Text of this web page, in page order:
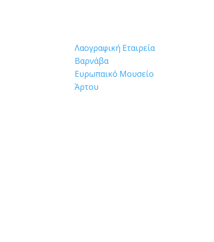
Λαογραφική Εταιρεία
Βαρνάβα
Ευρωπαικό Μουσείο
Άρτου